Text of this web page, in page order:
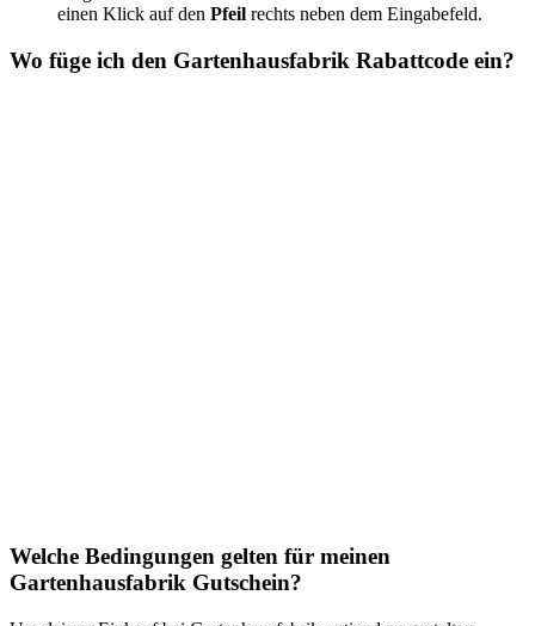
einen Klick auf den Pfeil rechts neben dem Eingabefeld.
Wo füge ich den Gartenhausfabrik Rabattcode ein?
Welche Bedingungen gelten für meinen
Gartenhausfabrik Gutschein?